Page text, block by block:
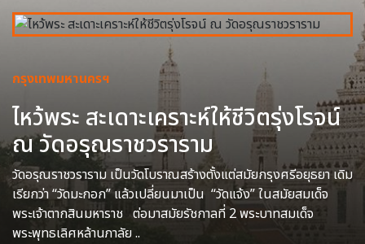
กรุงเทพมหานครฯ
ไหว้พระ สะเดาะเคราะห์ให้ชีวิตรุ่งโรจน์
ณ วัดอรุณราชวราราม
วัดอรุณราชวราราม เป็นวัดโบราณสร้างตั้งแต่สมัยกรุงศรีอยุธยา เดิม
เรียกว่า “วัดมะกอก” แล้วเปลี่ยนมาเป็น “วัดแจ้ง” ในสมัยสมเด็จ
พระเจ้าตากสินมหาราช ต่อมาสมัยรัชกาลที่ 2 พระบาทสมเด็จ
พระพุทธเลิศหล้านภาลัย ..